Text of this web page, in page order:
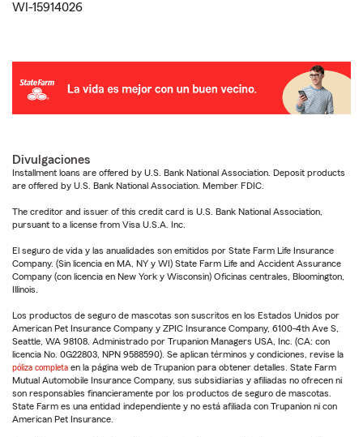
WI-15914026
Divulgaciones
Installment loans are offered by U.S. Bank National Association. Deposit products
are offered by U.S. Bank National Association. Member FDIC.
The creditor and issuer of this credit card is U.S. Bank National Association,
pursuant to a license from Visa U.S.A. Inc.
El seguro de vida y las anualidades son emitidos por State Farm Life Insurance
Company. (Sin licencia en MA, NY y WI) State Farm Life and Accident Assurance
Company (con licencia en New York y Wisconsin) Oficinas centrales, Bloomington,
Illinois.
Los productos de seguro de mascotas son suscritos en los Estados Unidos por
American Pet Insurance Company y ZPIC Insurance Company, 6100-4th Ave S,
Seattle, WA 98108. Administrado por Trupanion Managers USA, Inc. (CA: con
licencia No. 0G22803, NPN 9588590). Se aplican términos y condiciones, revise la
póliza completa en la página web de Trupanion para obtener detalles. State Farm
Mutual Automobile Insurance Company, sus subsidiarias y afiliadas no ofrecen ni
son responsables financieramente por los productos de seguro de mascotas.
State Farm es una entidad independiente y no está afiliada con Trupanion ni con
American Pet Insurance.